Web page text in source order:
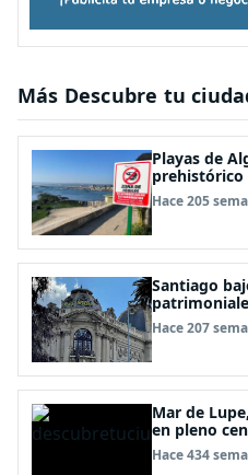
Más Descubre tu
Playas de
prehistórico
Hace 205
Santiago
y lo que sea
Hace 207
Mar de
en pleno
Hace 434